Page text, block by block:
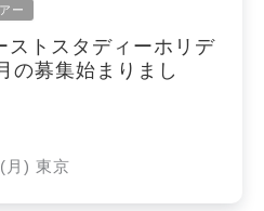
ー
ストスタディーホリデ
の募集始まりまし
月) 東京